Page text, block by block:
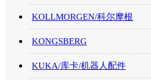
KOLLMORGEN/科尔摩根
KONGSBERG
KUKA/库卡/机器人配件